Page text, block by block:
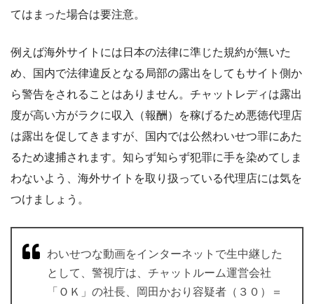
てはまった場合は要注意。
例えば海外サイトには日本の法律に準じた規約が無いた
め、国内で法律違反となる局部の露出をしてもサイト側か
ら警告をされることはありません。チャットレディは露出
度が高い方がラクに収入（報酬）を稼げるため悪徳代理店
は露出を促してきますが、国内では公然わいせつ罪にあた
るため逮捕されます。知らず知らず犯罪に手を染めてしま
わないよう、海外サイトを取り扱っている代理店には気を
つけましょう。
わいせつな動画をインターネットで生中継した
として、警視庁は、チャットルーム運営会社
「ＯＫ」の社長、岡田かおり容疑者（３０）＝